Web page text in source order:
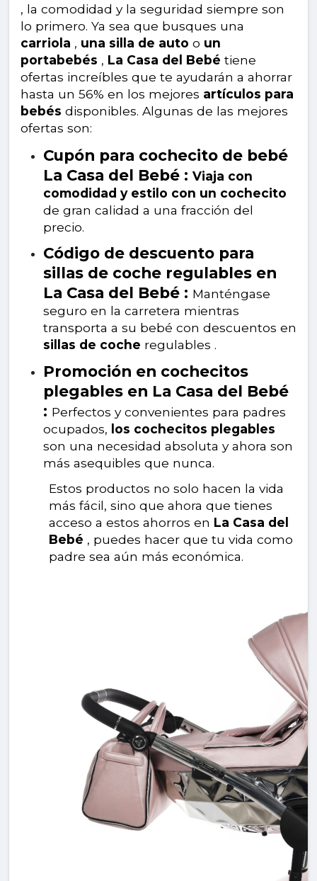
, la comodidad y la seguridad siempre son
lo primero. Ya sea que busques una
carriola , una silla de auto o un
portabebés , La Casa del Bebé tiene
ofertas increíbles que te ayudarán a ahorrar
hasta un 56% en los mejores artículos para
bebés disponibles. Algunas de las mejores
ofertas son:
Cupón para cochecito de bebé
La Casa del Bebé : Viaja con
comodidad y estilo con un cochecito
de gran calidad a una fracción del
precio.
Código de descuento para
sillas de coche regulables en
La Casa del Bebé : Manténgase
seguro en la carretera mientras
transporta a su bebé con descuentos en
sillas de coche regulables .
Promoción en cochecitos
plegables en La Casa del Bebé
: Perfectos y convenientes para padres
ocupados, los cochecitos plegables
son una necesidad absoluta y ahora son
más asequibles que nunca.
Estos productos no solo hacen la vida
más fácil, sino que ahora que tienes
acceso a estos ahorros en La Casa del
Bebé , puedes hacer que tu vida como
padre sea aún más económica.